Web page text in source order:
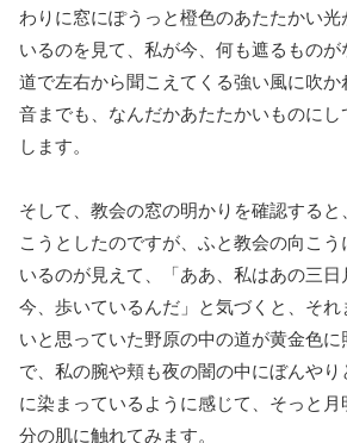
わりに窓にぽうっと橙色のあたたかい光
いるのを見て、私が今、何も遮るもの
道で左右から聞こえてくる強い風に吹
音までも、なんだかあたたかいものに
します。
そして、教会の窓の明かりを確認する
こうとしたのですが、ふと教会の向こ
いるのが見えて、「ああ、私はあの三
今、歩いているんだ」と気づくと、それ
いと思っていた野原の中の道が黄金色に
で、私の腕や頬も夜の闇の中にぼんや
に染まっているように感じて、そっと月
分の肌に触れてみます。